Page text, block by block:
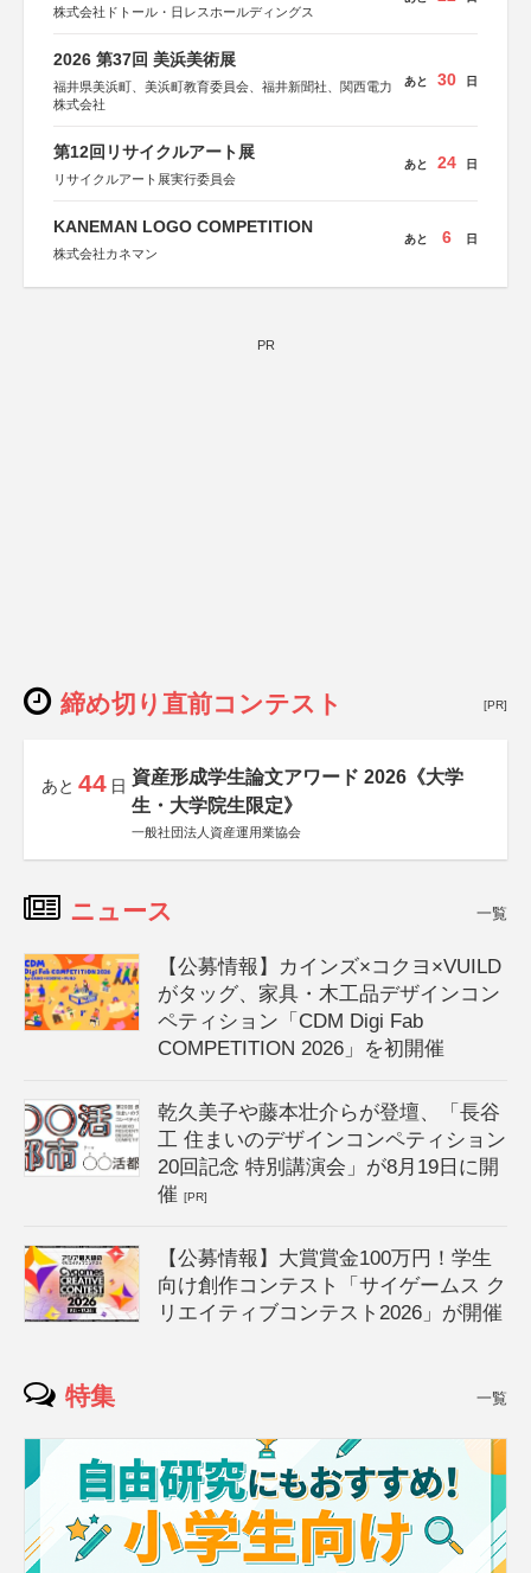
株式会社ドトール・日レスホールディングス
2026 第37回 美浜美術展
福井県美浜町、美浜町教育委員会、福井新聞社、関西電力
株式会社
あと 30 日
第12回リサイクルアート展
リサイクルアート展実行委員会
あと 24 日
KANEMAN LOGO COMPETITION
株式会社カネマン
あと 6 日
PR
締め切り直前コンテスト [PR]
あと 44 日 資産形成学生論文アワード 2026《大学
生・大学院生限定》
一般社団法人資産運用業協会
ニュース 一覧
【公募情報】カインズ×コクヨ×VUILD
がタッグ、家具・木工品デザインコン
ペティション「CDM Digi Fab
COMPETITION 2026」を初開催
乾久美子や藤本壮介らが登壇、「長谷
工 住まいのデザインコンペティション
20回記念 特別講演会」が8月19日に開
催[PR]
【公募情報】大賞賞金100万円！学生
向け創作コンテスト「サイゲームス ク
リエイティブコンテスト2026」が開催
特集 一覧